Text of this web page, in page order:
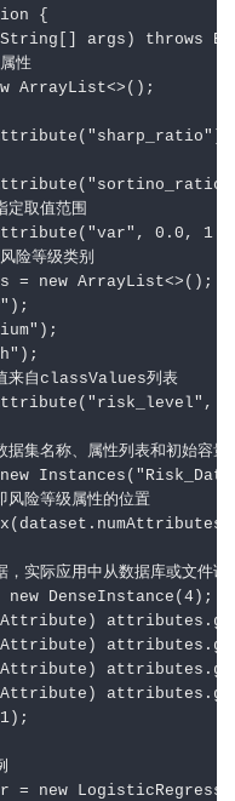
{
args) throws
性
ArrayList<>();
取值范围
0.0,
险等级类别
= new ArrayList<>();
来自classValues列表
集名称、属性列表和初始容量
险等级属性的位置
实际应用中从数据库或文件读
new DenseInstance(4);
= new